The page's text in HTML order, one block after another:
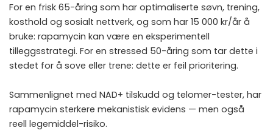
For en frisk 65-åring som har optimaliserte søvn, trening,
kosthold og sosialt nettverk, og som har 15 000 kr/år å
bruke: rapamycin kan være en eksperimentell
tilleggsstrategi. For en stressed 50-åring som tar dette i
stedet for å sove eller trene: dette er feil prioritering.
Sammenlignet med NAD+ tilskudd og telomer-tester, har
rapamycin sterkere mekanistisk evidens — men også
reell legemiddel-risiko.